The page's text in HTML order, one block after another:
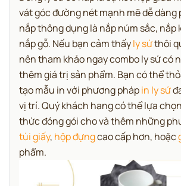
vát góc đường nét mạnh mẽ dễ dàng
nắp thông dụng là nắp núm sắc, nắp
nắp gỗ. Nếu bạn cảm thấyly sứthôi
nên tham khảo ngay combo ly sứ có
thêm giá trị sản phẩm. Bạn có thể
tạo mẫu in với phương phápin ly sứ
vị trí. Quý khách hang có thể lựa
thức đóng gói cho và thêm những
túi giấy, hộp đựngcao cấp hơn, hoặc
phẩm.